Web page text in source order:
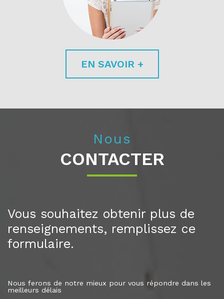
EN SAVOIR +
Nous
CONTACTER
Vous souhaitez obtenir plus de
renseignements, remplissez ce
formulaire.
Nous ferons de notre mieux pour vous répondre dans les
meilleurs délais